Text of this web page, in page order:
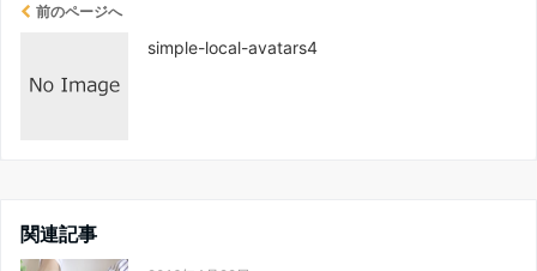
前のページへ
simple-local-avatars4
関連記事